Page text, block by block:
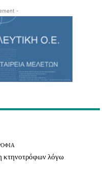
-
κτηνοτρόφων λόγω